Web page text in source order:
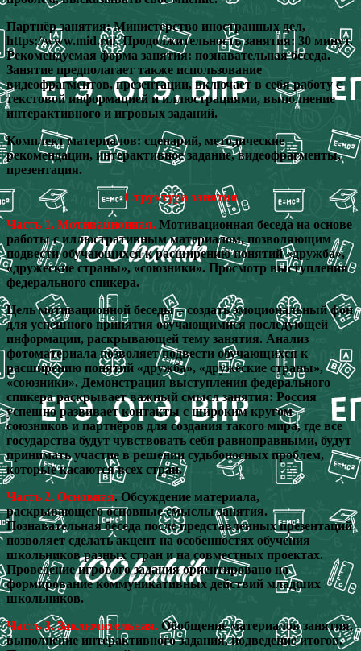
Партнёр занятия: Министерство иностранных дел,
https://www.mid.ru/. Продолжительность занятия: 30 минут.
Рекомендуемая форма занятия: познавательная беседа.
Занятие предполагает также использование
видеофрагментов, презентации, включает в себя работу с
текстовой информацией и иллюстрациями, выполнение
интерактивного и игровых заданий.
Комплект материалов: сценарий, методические
рекомендации, интерактивное задание, видеофрагменты,
презентация.
Структура занятия
Часть 1. Мотивационная. Мотивационная беседа на основе
работы с иллюстративным материалом, позволяющим
подвести обучающихся к расширению понятий «дружба»,
«дружеские страны», «союзники». Просмотр выступления
федерального спикера.
Цель мотивационной беседы – создать эмоциональный фон
для успешного принятия обучающимися последующей
информации, раскрывающей тему занятия. Анализ
фотоматериала позволяет подвести обучающихся к
расширению понятий «дружба», «дружеские страны»,
«союзники». Демонстрация выступления федерального
спикера раскрывает важный смысл занятия: Россия
успешно развивает контакты с широким кругом
союзников и партнёров для создания такого мира, где все
государства будут чувствовать себя равноправными, будут
принимать участие в решении судьбоносных проблем,
которые касаются всех стран.
Часть 2. Основная. Обсуждение материала,
раскрывающего основные смыслы занятия.
Познавательная беседа после представленных презентаций
позволяет сделать акцент на особенностях обучения
школьников разных стран и на совместных проектах.
Проведение игрового задания ориентировано на
формирование коммуникативных действий младших
школьников.
Часть 3. Заключительная. Обобщение материалов занятия,
выполнение интерактивного задания, подведение итогов.